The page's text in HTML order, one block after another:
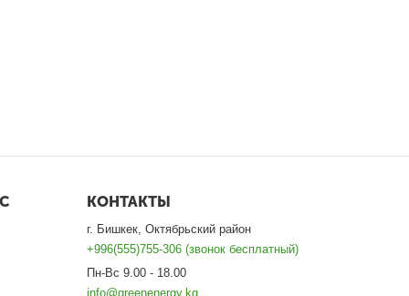
КОНТАКТЫ
г. Бишкек, Октябрьский район
+996(555)755-306 (звонок бесплатный)
Пн-Вс 9.00 - 18.00
info@greenenergy.kg